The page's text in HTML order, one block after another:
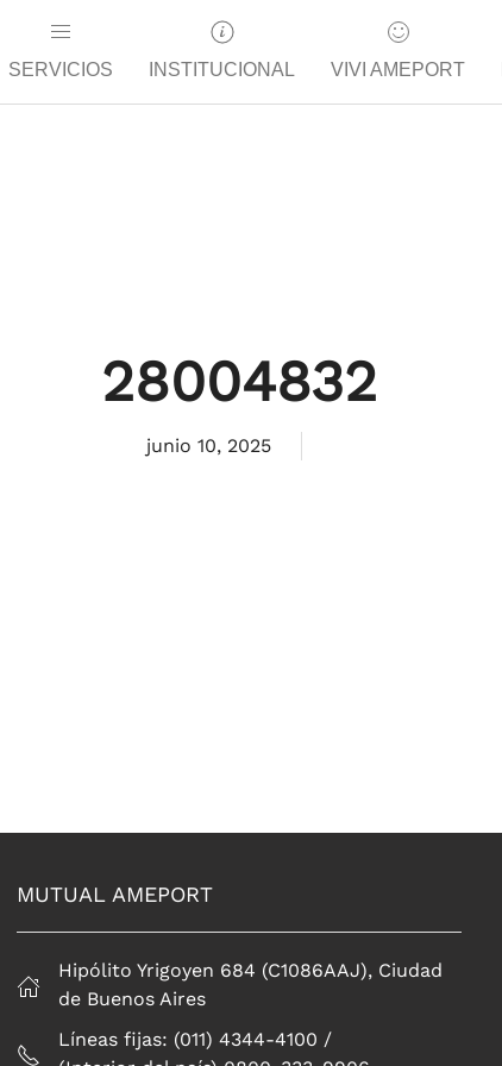
SERVICIOS INSTITUCIONAL VIVI AMEPORT
28004832
junio 10, 2025
MUTUAL AMEPORT
Hipólito Yrigoyen 684 (C1086AAJ), Ciudad
de Buenos Aires
Líneas fijas: (011) 4344-4100 /